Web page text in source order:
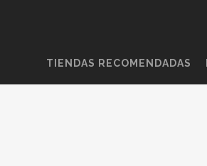
TIENDAS RECOMENDADAS